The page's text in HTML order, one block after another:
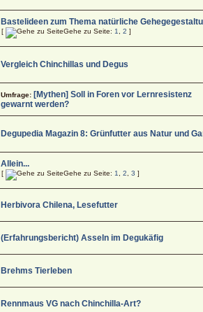
Bastelideen zum Thema natürliche
[ Gehe zu Seite: 1 ,2 ]
Vergleich Chinchillas und Degus
Umfrage: [Mythen] Soll in Foren vor Lernresistenz
gewarnt werden?
Degupedia Magazin 8: Grünfutter aus Natur und
Allein...
[ Gehe zu Seite: 1 ,2 ,3 ]
Herbivora Chilena, Lesefutter
(Erfahrungsbericht) Asseln im Degukäfig
Brehms Tierleben
Rennmaus VG nach Chinchilla-Art?